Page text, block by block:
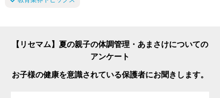
【リセマム】夏の親子の体調管理・あまさけについての
アンケート
お子様の健康を意識されている保護者にお聞きします。